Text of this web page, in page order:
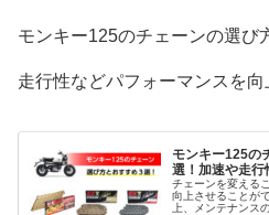
モンキー125のチェーンの選び
走行性などパフォーマンスを向
モンキー125の
選！加速や走行
チェーンを変える
向上させることが
上、メンテナンス